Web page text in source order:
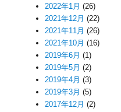
2022年1月 (26)
2021年12月 (22)
2021年11月 (26)
2021年10月 (16)
2019年6月 (1)
2019年5月 (2)
2019年4月 (3)
2019年3月 (5)
2017年12月 (2)